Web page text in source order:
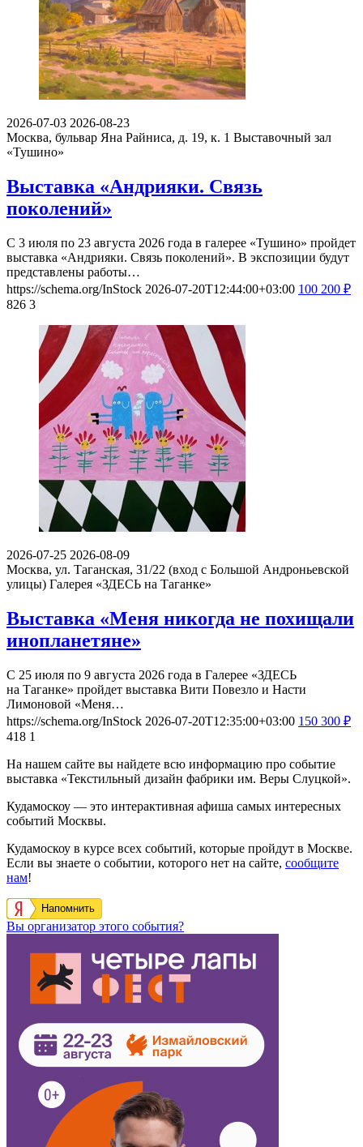
2026-07-03 2026-08-23
Москва, бульвар Яна Райниса, д. 19, к. 1 Выставочный зал
«Тушино»
Выставка «Андрияки. Связь
поколений»
С 3 июля по 23 августа 2026 года в галерее «Тушино» пройдет
выставка «Андрияки. Связь поколений». В экспозиции будут
представлены работы…
https://schema.org/InStock 2026-07-20T12:44:00+03:00 100 200 ₽
826 3
2026-07-25 2026-08-09
Москва, ул. Таганская, 31/22 (вход с Большой Андроньевской
улицы) Галерея «ЗДЕСЬ на Таганке»
Выставка «Меня никогда не похищали
инопланетяне»
С 25 июля по 9 августа 2026 года в Галерее «ЗДЕСЬ
на Таганке» пройдет выставка Вити Повезло и Насти
Лимоновой «Меня…
https://schema.org/InStock 2026-07-20T12:35:00+03:00 150 300 ₽
418 1
На нашем сайте вы найдете всю информацию про событие
выставка «Текстильный дизайн фабрики им. Веры Слуцкой».
Кудамоскоу — это интерактивная афиша самых интересных
событий Москвы.
Кудамоскоу в курсе всех событий, которые пройдут в Москве.
Если вы знаете о событии, которого нет на сайте, сообщите
нам!
Напомнить
Вы организатор этого события?